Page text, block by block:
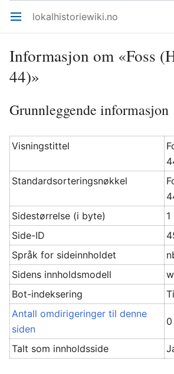
Åpne hovedmenyen lokalhistoriewiki.no
Informasjon om «Foss
44)»
Grunnleggende informasjon
Visningstittel
Standardsorteringsnøkkel
Sidestørrelse (i byte)
Side-ID
Språk for sideinnholdet
Sidens innholdsmodell
Bot-indeksering
Antall omdirigeringer til denne
siden
0
Talt som innholdsside